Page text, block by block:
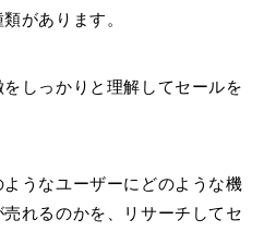
があります。
しっかりと理解してセールを
うなユーザーにどのような機
れるのかを、リサーチしてセ